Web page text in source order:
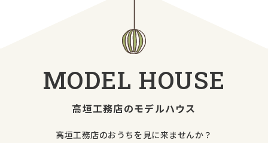
MODEL HOUSE
高垣工務店のモデルハウス
高垣工務店のおうちを見に来ませんか？